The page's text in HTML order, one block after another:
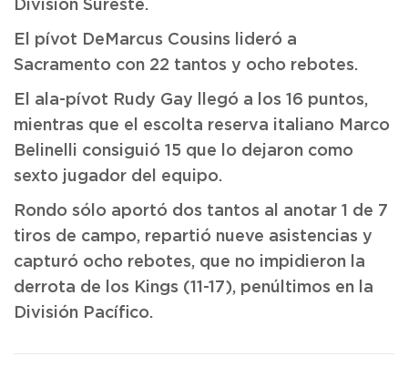
División Sureste.
El pívot DeMarcus Cousins lideró a
Sacramento con 22 tantos y ocho rebotes.
El ala-pívot Rudy Gay llegó a los 16 puntos,
mientras que el escolta reserva italiano Marco
Belinelli consiguió 15 que lo dejaron como
sexto jugador del equipo.
Rondo sólo aportó dos tantos al anotar 1 de 7
tiros de campo, repartió nueve asistencias y
capturó ocho rebotes, que no impidieron la
derrota de los Kings (11-17), penúltimos en la
División Pacífico.